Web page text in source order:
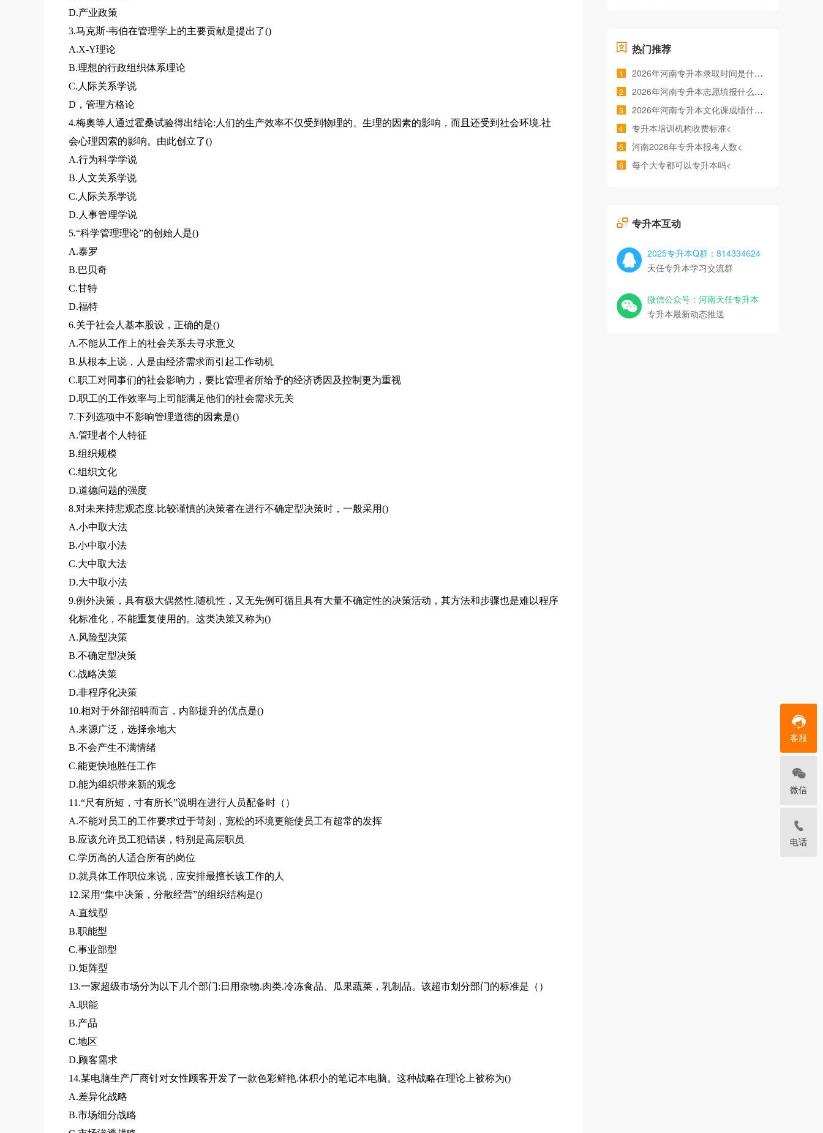
D.产业政策
3.马克斯·韦伯在管理学上的主要贡献是提出了()
A.X-Y理论
B.理想的行政组织体系理论
C.人际关系学说
D，管理方格论
4.梅奧等人通过霍桑试验得出结论:人们的生产效率不仅受到物理的、生理的因素的影响，而且还受到社会环境.社
会心理因索的影响。由此创立了()
A.行为科学学说
B.人文关系学说
C.人际关系学说
D.人事管理学说
5.“科学管理理论”的创始人是()
A.泰罗
B.巴贝奇
C.甘特
D.福特
6.关于社会人基本股设，正确的是()
A.不能从工作上的社会关系去寻求意义
B.从根本上说，人是由经济需求而引起工作动机
C.职工对同事们的社会影响力，要比管理者所给予的经济诱因及控制更为重视
D.职工的工作效率与上司能满足他们的社会需求无关
7.下列选项中不影响管理道德的因素是()
A.管理者个人特征
B.组织规模
C.组织文化
D.道德问题的强度
8.对未来持悲观态度.比较谨慎的决策者在进行不确定型决策时，一般采用()
A.小中取大法
B.小中取小法
C.大中取大法
D.大中取小法
9.例外决策，具有极大偶然性.随机性，又无先例可循且具有大量不确定性的决策活动，其方法和步骤也是难以程序
化标准化，不能重复使用的。这类决策又称为()
A.风险型决策
B.不确定型决策
C.战略决策
D.非程序化决策
10.相对于外部招聘而言，内部提升的优点是()
A.来源广泛，选择余地大
B.不会产生不满情绪
C.能更快地胜任工作
D.能为组织带来新的观念
11.“尺有所短，寸有所长”说明在进行人员配备时（）
A.不能对员工的工作要求过于苛刻，宽松的环境更能使员工有超常的发挥
B.应该允许员工犯错误，特别是高层职员
C.学历高的人适合所有的岗位
D.就具体工作职位来说，应安排最擅长该工作的人
12.采用“集中决策，分散经营”的组织结构是()
A.直线型
B.职能型
C.事业部型
D.矩阵型
13.一家超级市场分为以下几个部门:日用杂物.肉类.冷冻食品、瓜果蔬菜，乳制品。该超市划分部门的标准是（）
A.职能
B.产品
C.地区
D.顾客需求
14.某电脑生产厂商针对女性顾客开发了一款色彩鲜艳.体积小的笔记本电脑。这种战略在理论上被称为()
A.差异化战略
B.市场细分战略
热门推荐
1 2026年河南专升本录取时间是什么时候<
2 2026年河南专升本志愿填报什么时间<
3 2026年河南专升本文化课成绩什么时候公布<
4 专升本培训机构收费标准<
5 河南2026年专升本报考人数<
6 每个大专都可以专升本吗<
专升本互动
2025专升本Q群：814334624
天任专升本学习交流群
微信公众号：河南天任专升本
专升本最新动态推送
客服
微信
电话